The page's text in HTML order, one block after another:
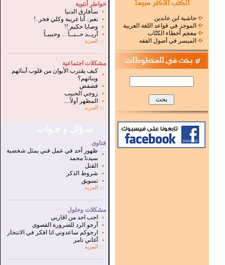
خواطر أنثوية
▪
سأفارق الدنيا
▪
نعم.. أنا غريبة وكلي فخر..!
▪
وصايا حكيم !!
▪
أريــد حــبــاً . . وحبيبـاً
:::
المزيد
مشكلات اجتماعية
▪
كيف يقترب الأبوان من قلوب أبنائهم
وبناتهم؟
▪
فضفض
▪
زوجي الحبيب
▪
المظهر أولاً....
::: المزيد
فتاوى
▪
ظهور أحد في عمل فني يمثل شخصية
سيدنا محمد
▪
القتل
▪
شروط الذكر
▪
تسويق
:::
المزيد
مشكلات وحلول
▪
احب احد من اقاربي
▪
أرجو الرد للضرورة القصوى
▪
ارجوكم ساعدوني انا افكر في الانتحار
▪
أغاني تامر
:::
المزيد
حاشية ابن عابدين
الموجز في قواعد اللغة العربية
معجم أخطاء الكتّاب
الميسر في أصول الفقه